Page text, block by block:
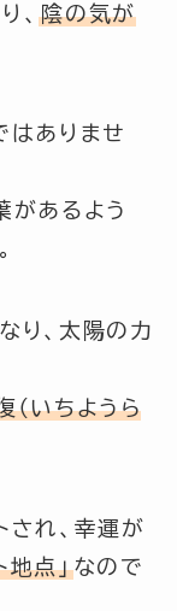
、陰の気が
はありませ
があるよう
り、太陽の力
（いちようら
され、幸運が
地点」なので